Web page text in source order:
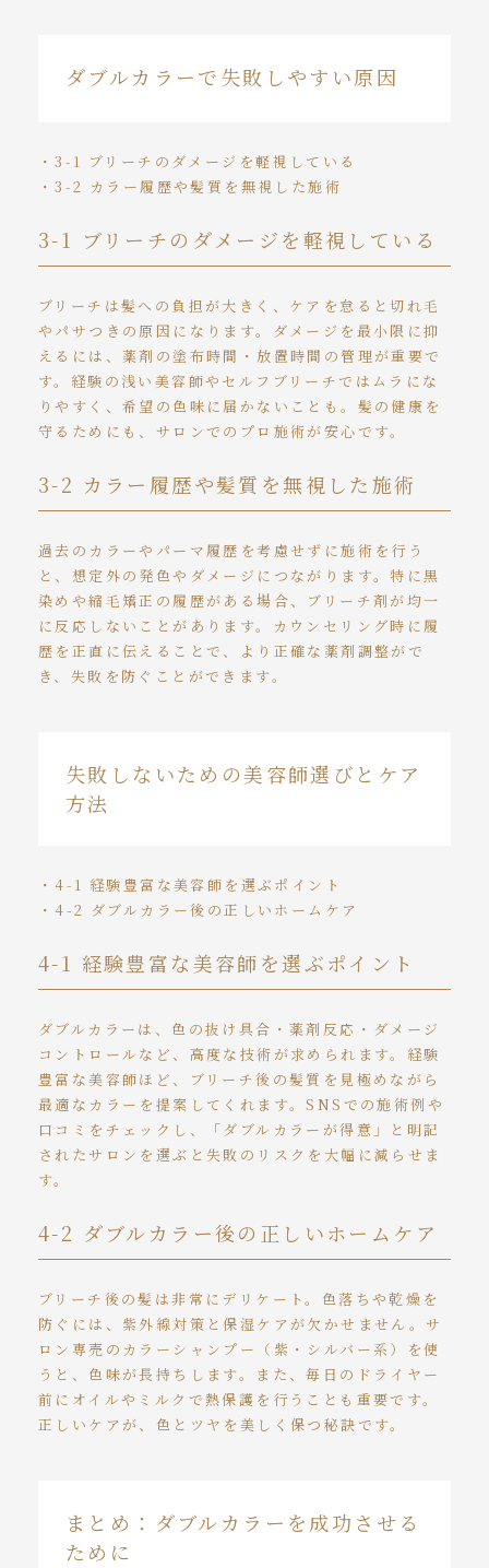
ダブルカラーで失敗しやすい原因
・3-1 ブリーチのダメージを軽視している
・3-2 カラー履歴や髪質を無視した施術
3-1 ブリーチのダメージを軽視している
ブリーチは髪への負担が大きく、ケアを怠ると切れ毛
やパサつきの原因になります。ダメージを最小限に抑
えるには、薬剤の塗布時間・放置時間の管理が重要で
す。経験の浅い美容師やセルフブリーチではムラにな
りやすく、希望の色味に届かないことも。髪の健康を
守るためにも、サロンでのプロ施術が安心です。
3-2 カラー履歴や髪質を無視した施術
過去のカラーやパーマ履歴を考慮せずに施術を行う
と、想定外の発色やダメージにつながります。特に黒
染めや縮毛矯正の履歴がある場合、ブリーチ剤が均一
に反応しないことがあります。カウンセリング時に履
歴を正直に伝えることで、より正確な薬剤調整がで
き、失敗を防ぐことができます。
失敗しないための美容師選びとケア
方法
・4-1 経験豊富な美容師を選ぶポイント
・4-2 ダブルカラー後の正しいホームケア
4-1 経験豊富な美容師を選ぶポイント
ダブルカラーは、色の抜け具合・薬剤反応・ダメージ
コントロールなど、高度な技術が求められます。経験
豊富な美容師ほど、ブリーチ後の髪質を見極めながら
最適なカラーを提案してくれます。SNSでの施術例や
口コミをチェックし、「ダブルカラーが得意」と明記
されたサロンを選ぶと失敗のリスクを大幅に減らせま
す。
4-2 ダブルカラー後の正しいホームケア
ブリーチ後の髪は非常にデリケート。色落ちや乾燥を
防ぐには、紫外線対策と保湿ケアが欠かせません。サ
ロン専売のカラーシャンプー（紫・シルバー系）を使
うと、色味が長持ちします。また、毎日のドライヤー
前にオイルやミルクで熱保護を行うことも重要です。
正しいケアが、色とツヤを美しく保つ秘訣です。
まとめ：ダブルカラーを成功させる
ために